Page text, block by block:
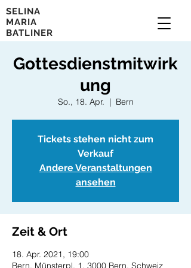
SELINA
MARIA
BATLINER
Gottesdienstmitwirk
ung
So., 18. Apr.
  |
Bern
Tickets stehen nicht zum
Verkauf
Andere Veranstaltungen
ansehen
Zeit & Ort
18. Apr. 2021, 19:00
Bern, Münsterpl. 1, 3000 Bern, Schweiz